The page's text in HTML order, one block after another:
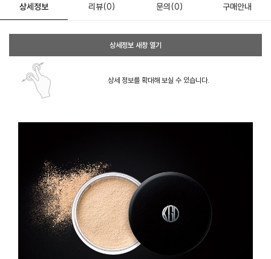
상세정보 리뷰(0) 문의 (0) 구매안내
상세정보 새창 열기
상세 정보를 확대해 보실 수 있습니다.